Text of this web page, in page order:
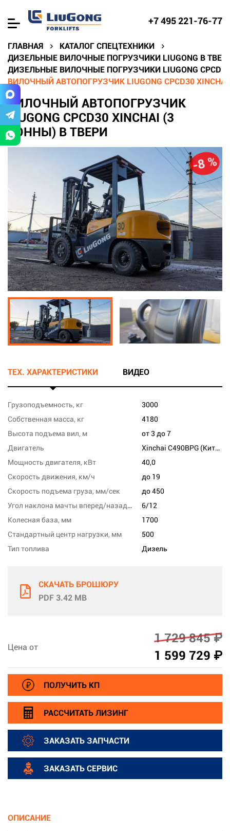
+7 495 221-76-77
ГЛАВНАЯ
КАТАЛОГ СПЕЦТЕХНИКИ
ДИЗЕЛЬНЫЕ ВИЛОЧНЫЕ ПОГРУЗЧИКИ LIUGONG В
ДИЗЕЛЬНЫЕ ВИЛОЧНЫЕ ПОГРУЗЧИКИ LIUGONG CPCD
ВИЛОЧНЫЙ АВТОПОГРУЗЧИК LIUGONG CPCD30
ВИЛОЧНЫЙ АВТОПОГРУЗЧИК
LIUGONG CPCD30 XINCHAI (3
ТОННЫ) В ТВЕРИ
-8 %
ТЕХ. ХАРАКТЕРИСТИКИ ВИДЕО
Грузоподъемность, кг
3000
Собственная масса, кг
4180
Высота подъема вил, м
от 3 до 7
Двигатель
Xinchai C490BPG (Китай)
Мощность двигателя, кВт
40,0
Скорость движения, км/ч
до 19
Скорость подъема груза, мм/сек
до 450
Угол наклона мачты вперед/назад, град
6/12
Колесная база, мм
1700
Стандартный центр нагрузки, мм
500
Тип топлива
Дизель
СКАЧАТЬ БРОШЮРУ
PDF 3.42 MB
Цена от
1 729 845 ₽
1 599 729 ₽
ПОЛУЧИТЬ КП
РАССЧИТАТЬ ЛИЗИНГ
ЗАКАЗАТЬ ЗАПЧАСТИ
ЗАКАЗАТЬ СЕРВИС
ОПИСАНИЕ